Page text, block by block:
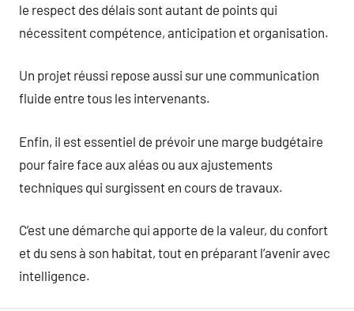
le respect des délais sont autant de points qui
nécessitent compétence, anticipation et organisation.
Un projet réussi repose aussi sur une communication
fluide entre tous les intervenants.
Enfin, il est essentiel de prévoir une marge budgétaire
pour faire face aux aléas ou aux ajustements
techniques qui surgissent en cours de travaux.
C’est une démarche qui apporte de la valeur, du confort
et du sens à son habitat, tout en préparant l’avenir avec
intelligence.